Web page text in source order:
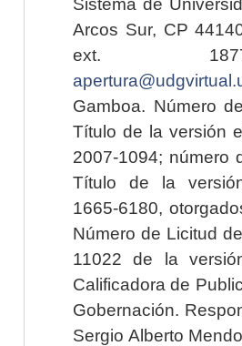
Arcos Sur, CP
ext.
Gamboa. Número
Título de la versión
2007-1094; número
Título de la
1665-6180,
Número de Licitud
11022 de la
Calificadora de
Gobernación.
Sergio Alberto